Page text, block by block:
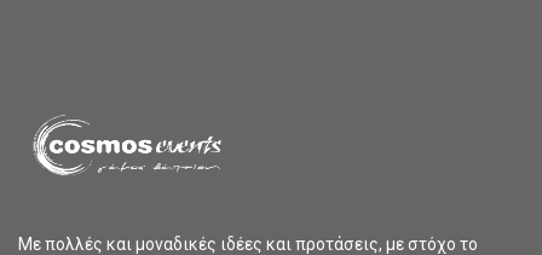
Με πολλές και μοναδικές ιδέες και προτάσεις, με στόχο το